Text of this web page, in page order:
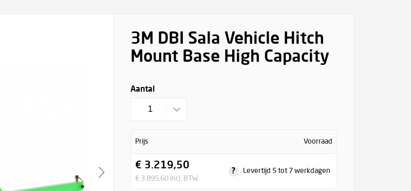
3M DBI Sala Vehicle Hitch
Mount Base High Capacity
Aantal
1
Prijs Voorraad
€ 3.219,50
€ 3.895,60 incl. BTW
? Levertijd 5 tot 7 werkdagen